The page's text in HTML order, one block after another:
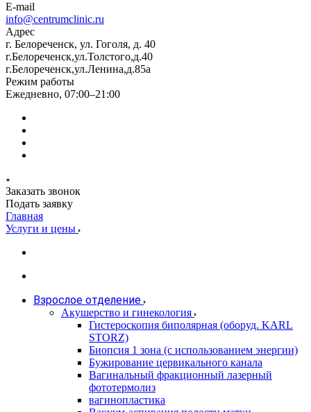
E-mail
info@centrumclinic.ru
Адрес
г. Белореченск, ул. Гоголя, д. 40
г.Белореченск,ул.Толстого,д.40
г.Белореченск,ул.Ленина,д.85а
Режим работы
Ежедневно, 07:00–21:00
Заказать звонок
Подать заявку
Главная
Услуги и цены
Взрослое отделение
Акушерство и гинекология
Гистероскопия биполярная (оборуд. KARL
STORZ)
Биопсия 1 зона (с использованием энергии)
Бужирование цервикального канала
Вагинальный фракционный лазерный
фототермолиз
вагинопластика